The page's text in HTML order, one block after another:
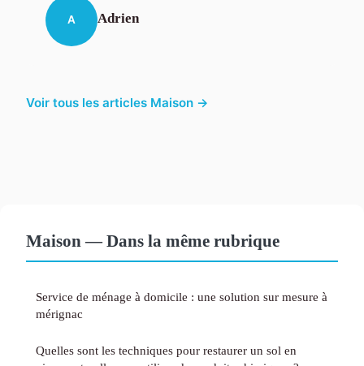
A Adrien
Voir tous les articles Maison →
Maison — Dans la même rubrique
Service de ménage à domicile : une solution sur mesure à
mérignac
Quelles sont les techniques pour restaurer un sol en